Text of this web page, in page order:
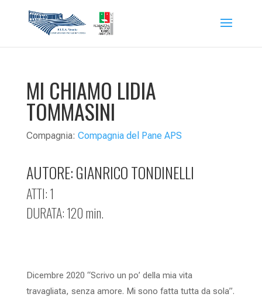
MI CHIAMO LIDIA
TOMMASINI
Compagnia: Compagnia del Pane APS
AUTORE: GIANRICO TONDINELLI
ATTI: 1
DURATA: 120 min.
Dicembre 2020 “Scrivo un po’ della mia vita
travagliata, senza amore. Mi sono fatta tutta da sola”.